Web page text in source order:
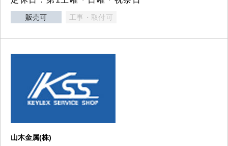
販売可 工事・取付可
山木金属(株)